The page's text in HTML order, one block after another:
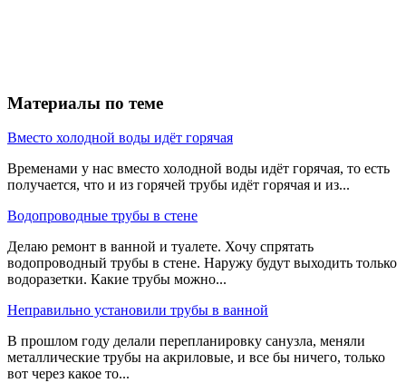
Материалы по теме
Вместо холодной воды идёт горячая
Временами у нас вместо холодной воды идёт горячая, то есть
получается, что и из горячей трубы идёт горячая и из...
Водопроводные трубы в стене
Делаю ремонт в ванной и туалете. Хочу спрятать
водопроводный трубы в стене. Наружу будут выходить только
водоразетки. Какие трубы можно...
Неправильно установили трубы в ванной
В прошлом году делали перепланировку санузла, меняли
металлические трубы на акриловые, и все бы ничего, только
вот через какое то...